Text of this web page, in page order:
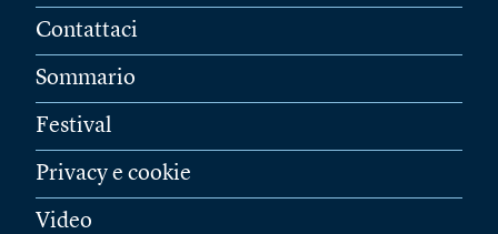
Contattaci
Sommario
Festival
Privacy e cookie
Video